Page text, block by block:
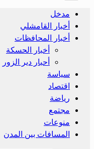
مدخل
أخبار القامشلي
أخبار المحافظات
أخبار الحسكة
أحبار دير الزور
سياسة
اقتصاد
رياضة
مجتمع
منوعات
المسافات بين المدن